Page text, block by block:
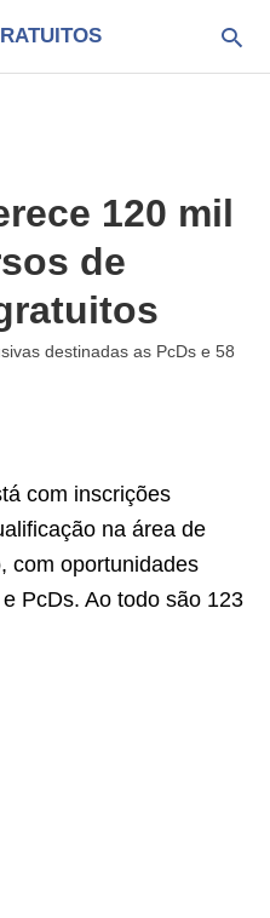
120 mil
de
destinadas as PcDs e 58
com inscrições
na área de
com oportunidades
PcDs. Ao todo são 123